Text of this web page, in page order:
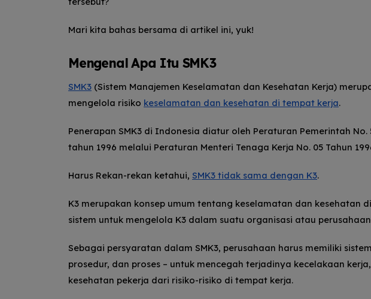
Mari kita bahas bersama di artikel ini, yuk!
Mengenal Apa Itu SMK3
SMK3 (Sistem Manajemen Keselamatan dan Kesehatan Kerja)
mengelola risiko keselamatan dan kesehatan di tempat kerja.
Penerapan SMK3 di Indonesia diatur oleh Peraturan Pemerintah No.
tahun 1996 melalui Peraturan Menteri Tenaga Kerja No. 05 Tahun
Harus Rekan-rekan ketahui, SMK3 tidak sama dengan K3.
K3 merupakan konsep umum tentang keselamatan dan kesehatan
sistem untuk mengelola K3 dalam suatu organisasi atau
Sebagai persyaratan dalam SMK3, perusahaan harus memiliki
prosedur, dan proses – untuk mencegah terjadinya kecelakaan
kesehatan pekerja dari risiko-risiko di tempat kerja.